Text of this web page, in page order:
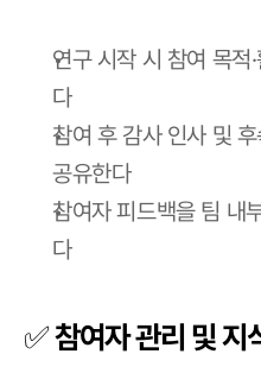
연구 시작 시 참여 목적
다
참여 후 감사 인사 및
공유한다
참여자 피드백을 팀 내
다
✅ 참여자 관리 및 지